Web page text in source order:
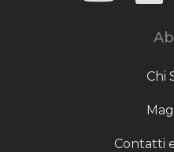
Chi
Contatti